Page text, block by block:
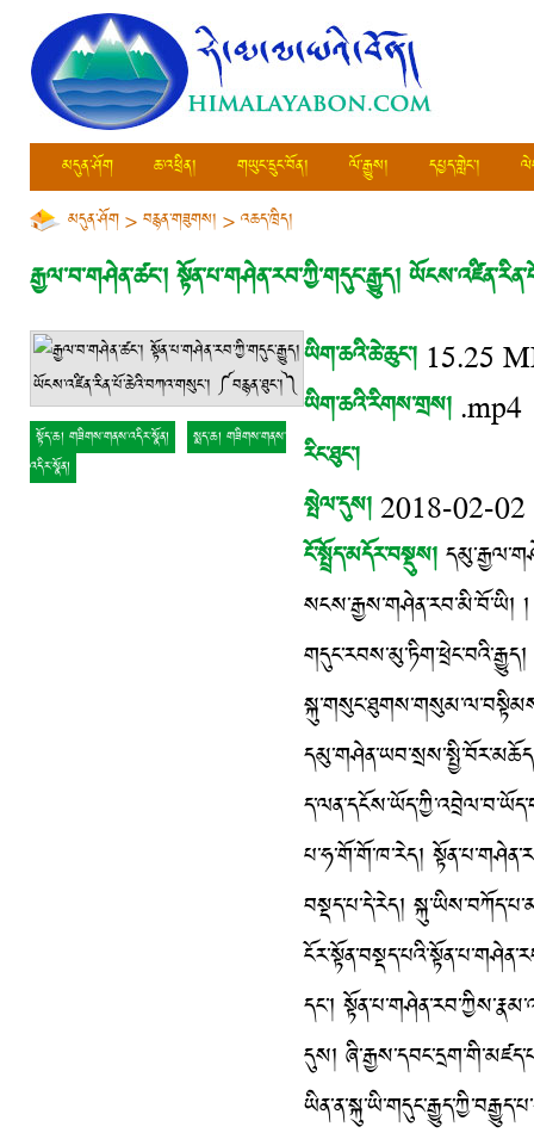
མདུན་ཤོག ཆ་འཕྲིན། གཡུང་དྲུང་བོན། ལོ་རྒྱུས། དཔྱད་གླེང་།
མདུན་ཤོག>བརྙན་གཟུགས། >འཆད་ཁྲིད།
རྒྱལ་བ་གཤེན་ཚང་། སྟོན་པ་གཤེན་རབ་ཀྱི་གདུང་རྒྱུད།
སྟོད་ཆ། གཟིགས་གནས་འདིར་སྣོན།
སྨད་ཆ། གཟིགས་གནས་
འདིར་སྣོན།
ཡིག་ཆའི་ཆེ་ཆུང་། 15.25
ཡིག་ཆའི་རིགས་གྲས། .mp4
རིང་ཐུང་།
སྤེལ་དུས།2018-02-02
ངོ་སྤྲོད་མདོར་བསྡུས།
སངས་རྒྱས་གཤེན་རབ་མི་བོ་ཡི། །
པ་ཧ་གོ་གོ་ཁ་རེད།
བསྡད་པ་དེ་རེད།
དང་།
དུས།